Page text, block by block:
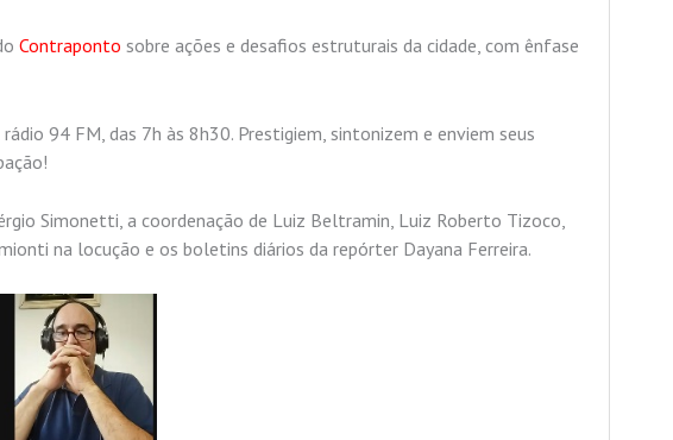
Contraponto sobre ações e desafios estruturais da cidade, com ênfase
94 FM, das 7h às 8h30. Prestigiem, sintonizem e enviem seus
Simonetti, a coordenação de Luiz Beltramin, Luiz Roberto Tizoco,
na locução e os boletins diários da repórter Dayana Ferreira.